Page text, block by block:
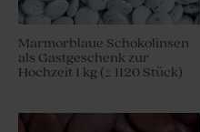
Marmorblaue Schokolinsen
als Gastgeschenk zur
Hochzeit 1 kg (± 1120 Stück)